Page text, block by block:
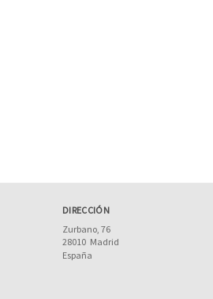
DIRECCIÓN
Zurbano, 76
28010 Madrid
España